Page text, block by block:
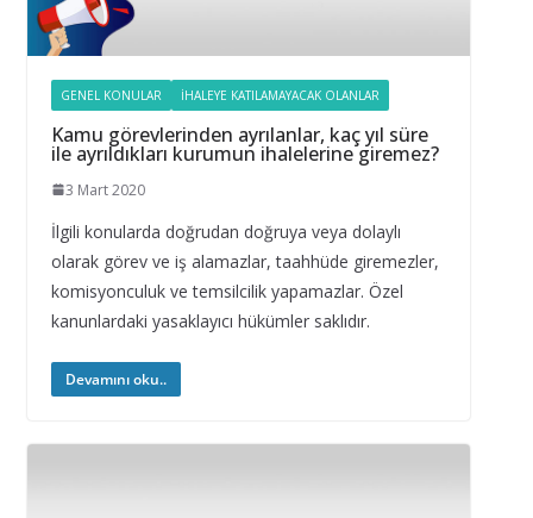
GENEL KONULAR İHALEYE KATILAMAYACAK OLANLAR
Kamu görevlerinden ayrılanlar, kaç yıl süre
ile ayrıldıkları kurumun ihalelerine giremez?
3 Mart 2020
İlgili konularda doğrudan doğruya veya dolaylı
olarak görev ve iş alamazlar, taahhüde giremezler,
komisyonculuk ve temsilcilik yapamazlar. Özel
kanunlardaki yasaklayıcı hükümler saklıdır.
Devamını oku..